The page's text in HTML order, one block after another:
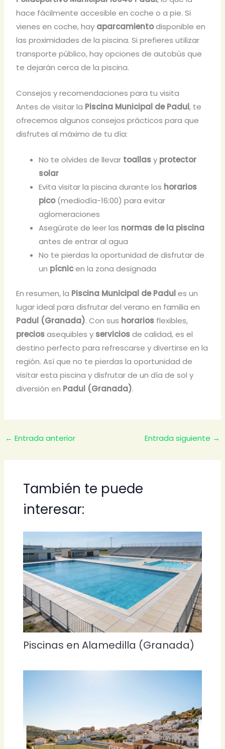
hace fácilmente accesible en coche o a pie. Si
vienes en coche, hay aparcamientodisponible en
las proximidades de la piscina. Si prefieres utilizar
transporte público, hay opciones de autobús que
te dejarán cerca de la piscina.
Consejos y recomendaciones para tu visita
Antes de visitar la Piscina Municipal de Padul, te
ofrecemos algunos consejos prácticos para que
disfrutes al máximo de tu día:
No te olvides de llevar toallasy protector
solar
Evita visitar la piscina durante los horarios
pico(mediodía-16:00) para evitar
aglomeraciones
Asegúrate de leer las normas de la piscina
antes de entrar al agua
No te pierdas la oportunidad de disfrutar de
un pícnicen la zona designada
En resumen, la Piscina Municipal de Padules un
lugar ideal para disfrutar del verano en familia en
Padul (Granada). Con sus horarios flexibles,
preciosasequibles y serviciosde calidad, es el
destino perfecto para refrescarse y divertirse en la
región. Así que no te pierdas la oportunidad de
visitar esta piscina y disfrutar de un día de sol y
diversión en Padul (Granada).
← Entrada anterior Entrada siguiente →
También te puede
interesar:
Piscinas en Alamedilla (Granada)